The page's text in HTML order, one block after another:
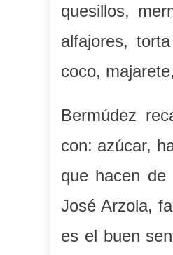
quesillos,
alfajores,
coco,
Bermúdez
con: azúcar,
que hacen de
José Arzola,
es el buen